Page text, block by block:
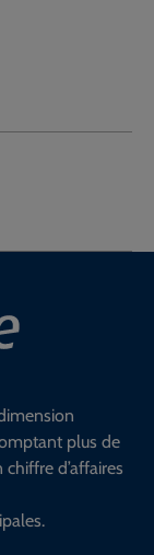
plus de
d’affaires